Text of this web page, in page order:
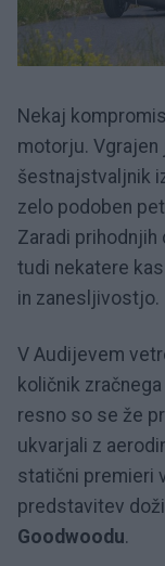
Nekaj
motorju.
šestnajstvaljnik
zelo podoben
Zaradi
tudi nekatere
in zanesljivostjo.
V Audijevem
količnik
resno so se že
ukvarjali z
statični premieri
predstavitev
Goodwoodu.